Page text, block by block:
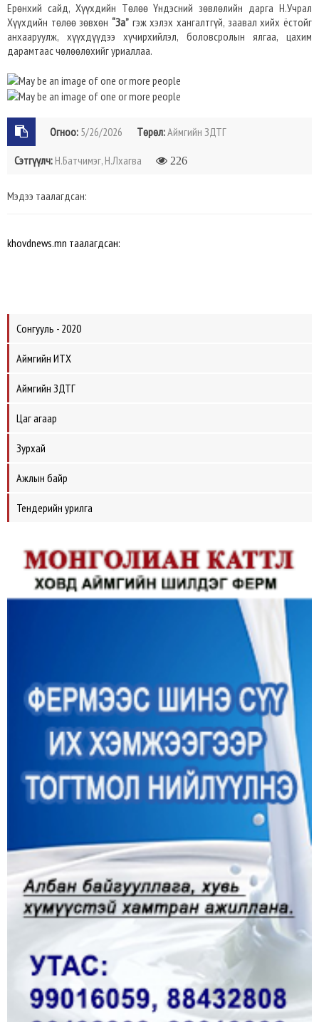
Ерөнхий сайд, Хүүхдийн Төлөө Үндэсний зөвлөлийн дарга Н.Учрал
Хүүхдийн төлөө зөвхөн “За” гэж хэлэх хангалтгүй, заавал хийх ёстойг
анхааруулж, хүүхдүүдээ хүчирхийлэл, боловсролын ялгаа, цахим
дарамтаас чөлөөлөхийг уриаллаа.
Огноо: 5/26/2026 Төрөл:Аймгийн ЗДТГ
Сэтгүүлч: Н.Батчимэг, Н.Лхагва 226
Мэдээ таалагдсан:
khovdnews.mn таалагдсан:
Сонгууль - 2020
Аймгийн ИТХ
Аймгийн ЗДТГ
Цаг агаар
Зурхай
Ажлын байр
Тендерийн урилга